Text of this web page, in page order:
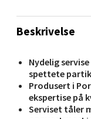
Beskrivelse
Nydelig
spettete
Produsert i
ekspertise på
Serviset tåler
Narvik -
Åpent i dag 10-
0 i butikk